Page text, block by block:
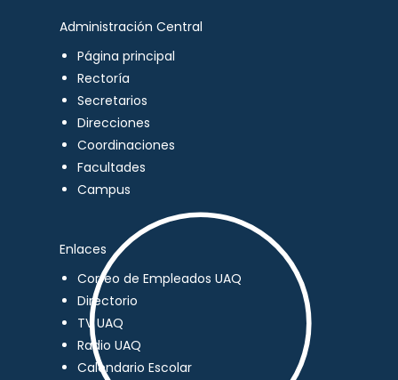
Administración Central
Página principal
Rectoría
Secretarios
Direcciones
Coordinaciones
Facultades
Campus
Enlaces
Correo de Empleados UAQ
Directorio
TV UAQ
Radio UAQ
Calendario Escolar